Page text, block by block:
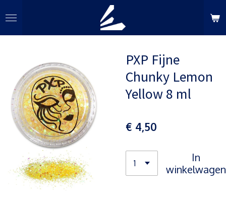
direct
naar
PXP Fijne
Chunky Lemon
Yellow 8 ml
€ 4,50
In
winkelwagen